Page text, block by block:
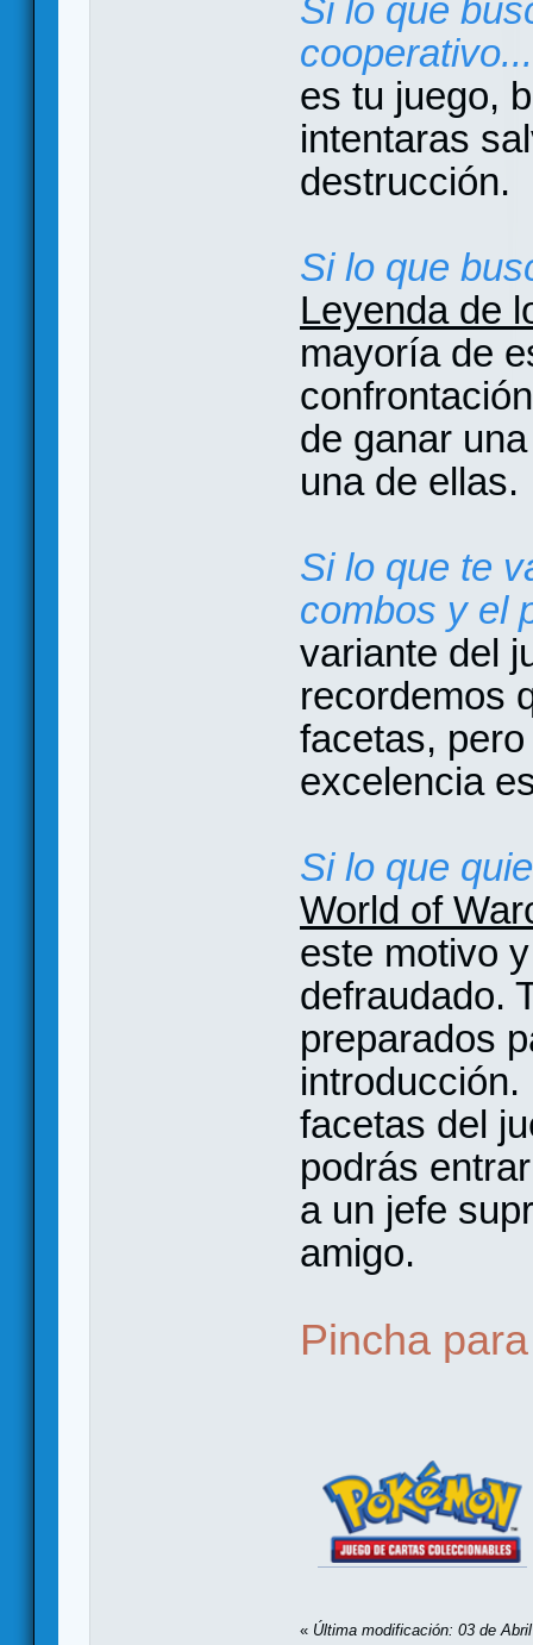
Si lo que
cooperativo...
es tu juego,
intentaras
destrucción.
Si lo que
Leyenda de
mayoría de
de ganar
una de ellas.
Si lo que te
combos y el
variante del
recordemos
facetas,
excelencia
Si lo que
World of
este motivo
defraudado.
preparados
facetas del
podrás
a un jefe
amigo.
Pincha
« Última modificación: 03 de